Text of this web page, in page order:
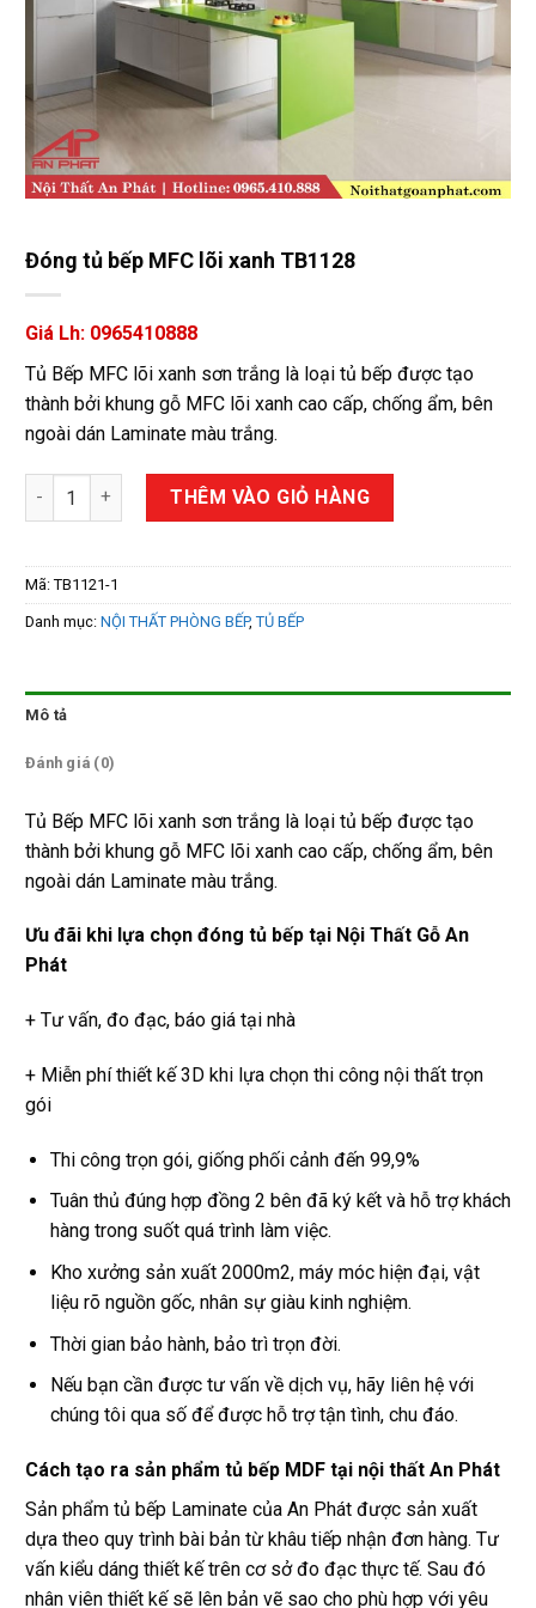
Đóng tủ bếp MFC lõi xanh TB1128
Giá Lh: 0965410888
Tủ Bếp MFC lõi xanh sơn trắng là loại tủ bếp được tạo
thành bởi khung gỗ MFC lõi xanh cao cấp, chống ẩm, bên
ngoài dán Laminate màu trắng.
Đóng tủ bếp MFC lõi xanh TB1128 số lượng
THÊM VÀO GIỎ HÀNG
Mã: TB1121-1
Danh mục: NỘI THẤT PHÒNG BẾP, TỦ BẾP
Mô tả
Đánh giá (0)
Tủ Bếp MFC lõi xanh sơn trắng là loại tủ bếp được tạo
thành bởi khung gỗ MFC lõi xanh cao cấp, chống ẩm, bên
ngoài dán Laminate màu trắng.
Ưu đãi khi lựa chọn đóng tủ bếp tại Nội Thất Gỗ An
Phát
+ Tư vấn, đo đạc, báo giá tại nhà
+ Miễn phí thiết kế 3D khi lựa chọn thi công nội thất trọn
gói
Thi công trọn gói, giống phối cảnh đến 99,9%
Tuân thủ đúng hợp đồng 2 bên đã ký kết và hỗ trợ khách
hàng trong suốt quá trình làm việc.
Kho xưởng sản xuất 2000m2, máy móc hiện đại, vật
liệu rõ nguồn gốc, nhân sự giàu kinh nghiệm.
Thời gian bảo hành, bảo trì trọn đời.
Nếu bạn cần được tư vấn về dịch vụ, hãy liên hệ với
chúng tôi qua số để được hỗ trợ tận tình, chu đáo.
Cách tạo ra sản phẩm tủ bếp MDF tại nội thất An Phát
Sản phẩm tủ bếp Laminate của An Phát được sản xuất
dựa theo quy trình bài bản từ khâu tiếp nhận đơn hàng. Tư
vấn kiểu dáng thiết kế trên cơ sở đo đạc thực tế. Sau đó
nhân viên thiết kế sẽ lên bản vẽ sao cho phù hợp với yêu